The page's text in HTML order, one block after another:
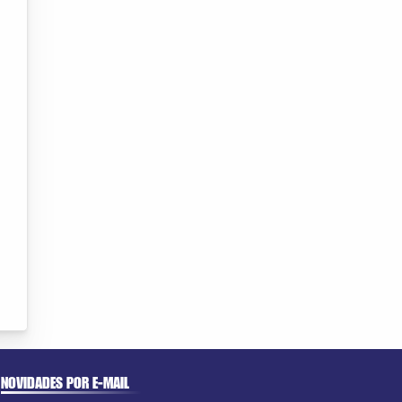
NOVIDADES POR E-MAIL